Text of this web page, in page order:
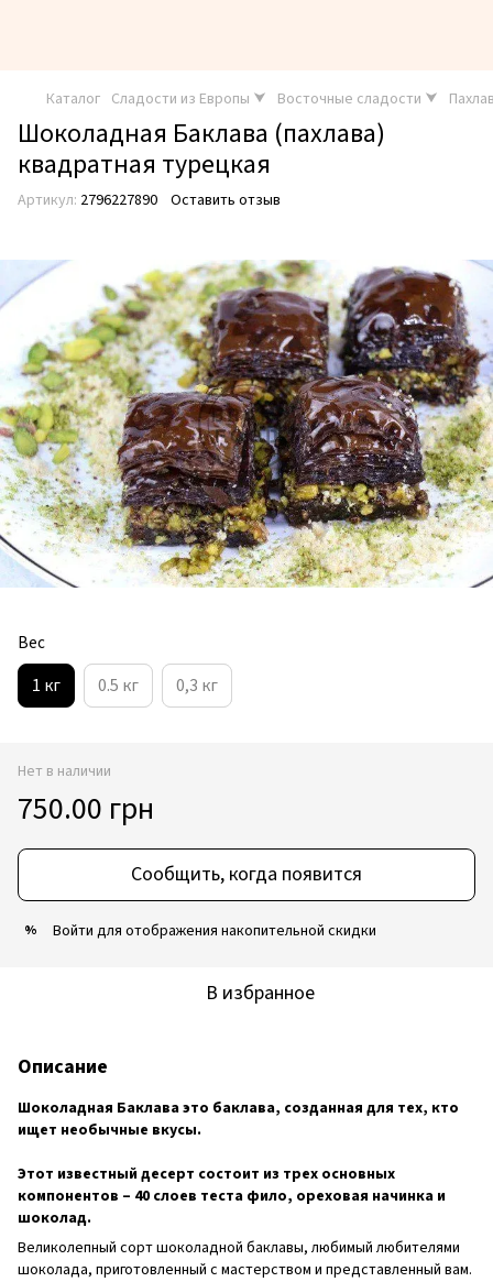
Каталог Сладости из Европы ⮟ Восточные сладости ⮟
Шоколадная Баклава (пахлава)
квадратная турецкая
Артикул: 2796227890 Оставить отзыв
Вес
1 кг 0.5 кг 0,3 кг
Нет в наличии
750.00 грн
Сообщить, когда появится
% Войти для отображения накопительной скидки
В избранное
Описание
Шоколадная Баклава это баклава, созданная для тех, кто
ищет необычные вкусы.
Этот известный десерт состоит из трех основных
компонентов – 40 слоев теста фило, ореховая начинка и
шоколад.
Великолепный сорт шоколадной баклавы, любимый любителями
шоколада, приготовленный с мастерством и представленный вам.